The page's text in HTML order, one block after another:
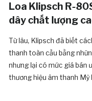
Loa Klipsch R-
dây chất lượng
Từ lâu, Klipsch đã biết
thanh toàn cầu bằng
nhưng lại có mức giá bán
thương hiệu âm thanh